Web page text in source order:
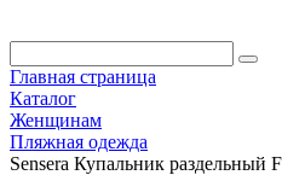
Главная страница
Каталог
Женщинам
Пляжная одежда
Sensera Купальник раздельный